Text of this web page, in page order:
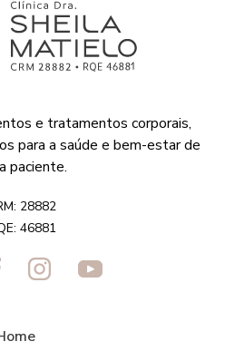
e tratamentos corporais,
para a saúde e bem-estar de
paciente.
28882
46881